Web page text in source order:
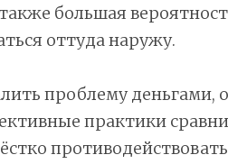
большая
оттуда наружу.
проблему деньгами,
практики